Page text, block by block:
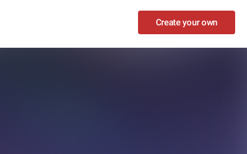
Create your own